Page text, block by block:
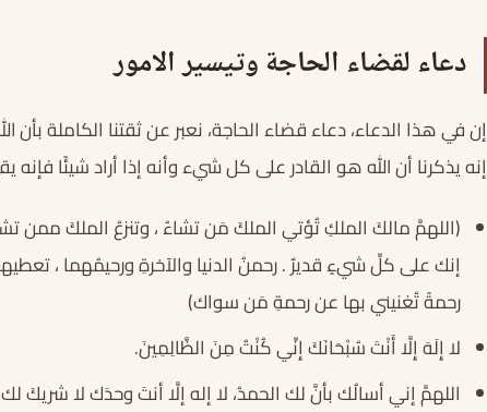
دعاء لقضاء الحاجة وتيسير الامور
إن في هذا الدعاء، دعاء قضاء الحاجة، نعبر عن ثقتنا الكاملة بأن
إنه يذكرنا أن الله هو القادر على كل شيء وأنه إذا أراد شيئًا
(اللهمَّ مالكَ الملكِ تُؤتي الملكَ مَن تشاءُ ، وتنزعُ الملكَ ممن
إنك على كلِّ شيءٍ قديرٌ . رحمنُ الدنيا والآخرةِ ورحيمُهما ،
رحمةً تُغنيني بها عن رحمةِ مَن سواك)
لا إِلَهَ إِلَّا أَنْتَ سُبْحَانَكَ إِنِّي كُنْتُ مِنَ الظَّالِمِينَ.
اللهمَّ إني أسالُك بأنَّ لك الحمدُ، لا إله إلَّا أنتَ وحدَك لا شريكَ